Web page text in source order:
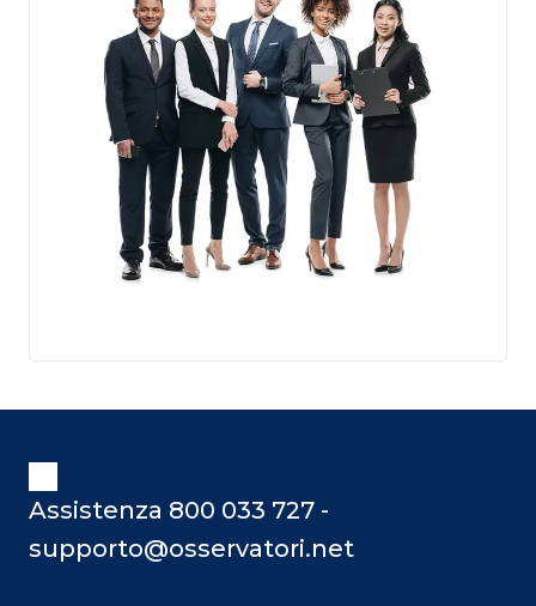
Assistenza 800 033 727 -
supporto@osservatori.net